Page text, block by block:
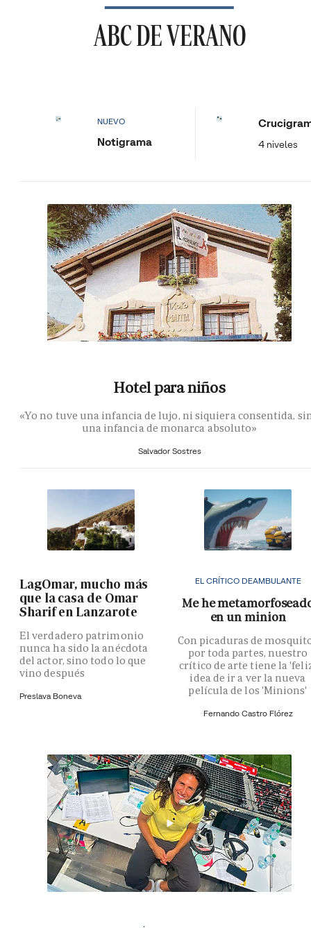
ABC DE VERANO
NUEVO
Notigrama 4 niveles
Hotel para niños
«Yo no tuve una infancia de lujo, ni siquiera consentida,
una infancia de monarca absoluto»
Salvador Sostres
LagOmar, mucho más
que la casa de Omar
Sharif en Lanzarote
El verdadero patrimonio
nunca ha sido la anécdota
del actor, sino todo lo que
vino después
Preslava Boneva
EL CRÍTICO DEAMBULANTE
Me he
en un minion
Con picaduras de
por toda partes, nuestro
crítico de arte tiene la
idea de ir a ver la nueva
película de los 'Minions'
Fernando Castro Flórez